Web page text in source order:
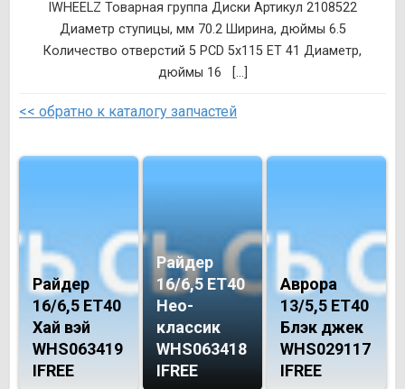
IWHEELZ Товарная группа Диски Артикул 2108522
Диаметр ступицы, мм 70.2 Ширина, дюймы 6.5
Количество отверстий 5 PCD 5х115 ET 41 Диаметр,
дюймы 16 [...]
<< обратно к каталогу запчастей
Райдер
16/6,5 ET40
Хай вэй
WHS063419
IFREE
Райдер
16/6,5 ET40
Нео-
классик
WHS063418
IFREE
Аврора
13/5,5 ET40
Блэк джек
WHS029117
IFREE